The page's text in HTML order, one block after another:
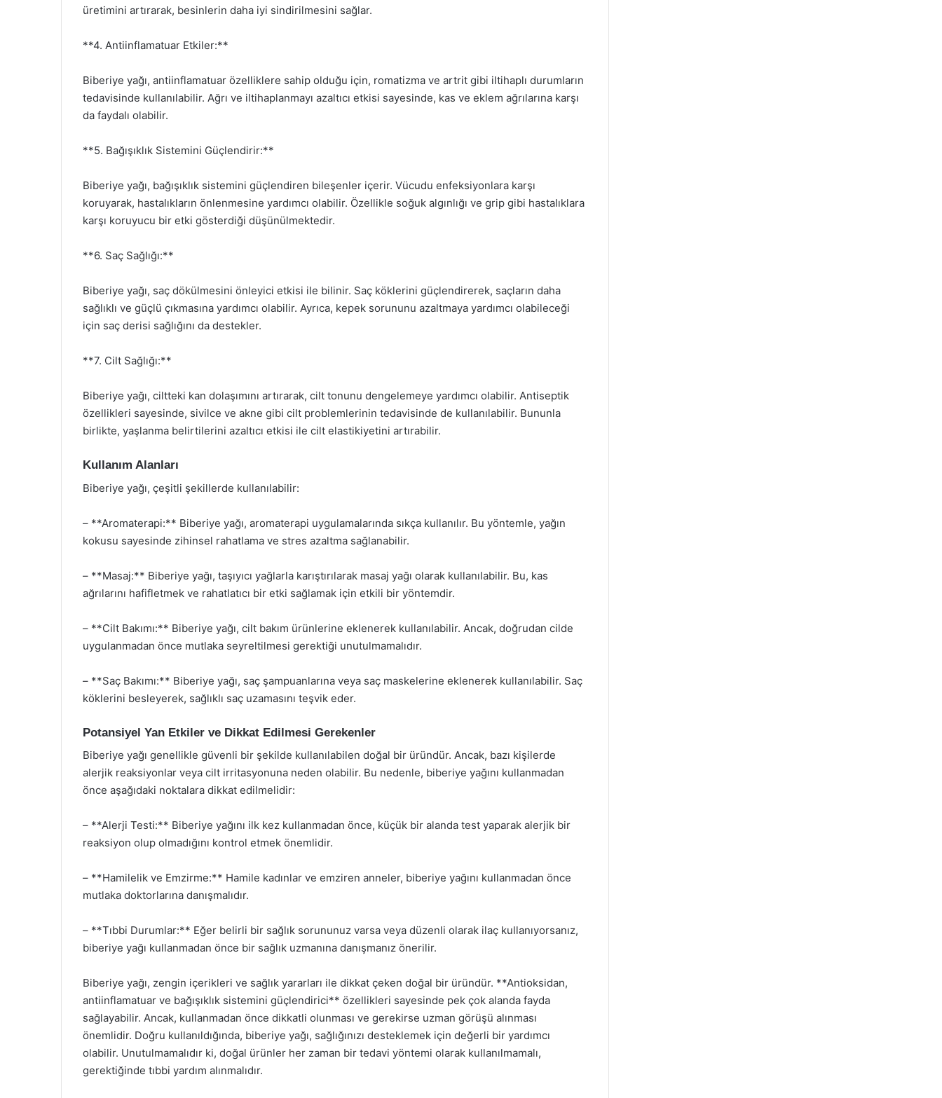
üretimini artırarak, besinlerin daha iyi sindirilmesini sağlar.
**4. Antiinflamatuar Etkiler:**
Biberiye yağı, antiinflamatuar özelliklere sahip olduğu için, romatizma ve artrit gibi iltihaplı durumların
tedavisinde kullanılabilir. Ağrı ve iltihaplanmayı azaltıcı etkisi sayesinde, kas ve eklem ağrılarına karşı
da faydalı olabilir.
**5. Bağışıklık Sistemini Güçlendirir:**
Biberiye yağı, bağışıklık sistemini güçlendiren bileşenler içerir. Vücudu enfeksiyonlara karşı
koruyarak, hastalıkların önlenmesine yardımcı olabilir. Özellikle soğuk algınlığı ve grip gibi hastalıklara
karşı koruyucu bir etki gösterdiği düşünülmektedir.
**6. Saç Sağlığı:**
Biberiye yağı, saç dökülmesini önleyici etkisi ile bilinir. Saç köklerini güçlendirerek, saçların daha
sağlıklı ve güçlü çıkmasına yardımcı olabilir. Ayrıca, kepek sorununu azaltmaya yardımcı olabileceği
için saç derisi sağlığını da destekler.
**7. Cilt Sağlığı:**
Biberiye yağı, ciltteki kan dolaşımını artırarak, cilt tonunu dengelemeye yardımcı olabilir. Antiseptik
özellikleri sayesinde, sivilce ve akne gibi cilt problemlerinin tedavisinde de kullanılabilir. Bununla
birlikte, yaşlanma belirtilerini azaltıcı etkisi ile cilt elastikiyetini artırabilir.
Kullanım Alanları
Biberiye yağı, çeşitli şekillerde kullanılabilir:
– **Aromaterapi:** Biberiye yağı, aromaterapi uygulamalarında sıkça kullanılır. Bu yöntemle, yağın
kokusu sayesinde zihinsel rahatlama ve stres azaltma sağlanabilir.
– **Masaj:** Biberiye yağı, taşıyıcı yağlarla karıştırılarak masaj yağı olarak kullanılabilir. Bu, kas
ağrılarını hafifletmek ve rahatlatıcı bir etki sağlamak için etkili bir yöntemdir.
– **Cilt Bakımı:** Biberiye yağı, cilt bakım ürünlerine eklenerek kullanılabilir. Ancak, doğrudan cilde
uygulanmadan önce mutlaka seyreltilmesi gerektiği unutulmamalıdır.
– **Saç Bakımı:** Biberiye yağı, saç şampuanlarına veya saç maskelerine eklenerek kullanılabilir. Saç
köklerini besleyerek, sağlıklı saç uzamasını teşvik eder.
Potansiyel Yan Etkiler ve Dikkat Edilmesi Gerekenler
Biberiye yağı genellikle güvenli bir şekilde kullanılabilen doğal bir üründür. Ancak, bazı kişilerde
alerjik reaksiyonlar veya cilt irritasyonuna neden olabilir. Bu nedenle, biberiye yağını kullanmadan
önce aşağıdaki noktalara dikkat edilmelidir:
– **Alerji Testi:** Biberiye yağını ilk kez kullanmadan önce, küçük bir alanda test yaparak alerjik bir
reaksiyon olup olmadığını kontrol etmek önemlidir.
– **Hamilelik ve Emzirme:** Hamile kadınlar ve emziren anneler, biberiye yağını kullanmadan önce
mutlaka doktorlarına danışmalıdır.
– **Tıbbi Durumlar:** Eğer belirli bir sağlık sorununuz varsa veya düzenli olarak ilaç kullanıyorsanız,
biberiye yağı kullanmadan önce bir sağlık uzmanına danışmanız önerilir.
Biberiye yağı, zengin içerikleri ve sağlık yararları ile dikkat çeken doğal bir üründür. **Antioksidan,
antiinflamatuar ve bağışıklık sistemini güçlendirici** özellikleri sayesinde pek çok alanda fayda
sağlayabilir. Ancak, kullanmadan önce dikkatli olunması ve gerekirse uzman görüşü alınması
önemlidir. Doğru kullanıldığında, biberiye yağı, sağlığınızı desteklemek için değerli bir yardımcı
olabilir. Unutulmamalıdır ki, doğal ürünler her zaman bir tedavi yöntemi olarak kullanılmamalı,
gerektiğinde tıbbi yardım alınmalıdır.